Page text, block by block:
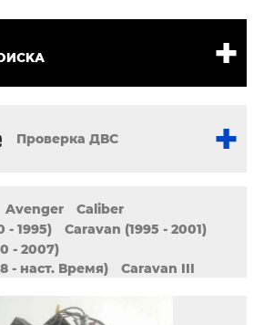
Проверка ДВС
Avenger
Caliber
- 1995)
Caravan (1995 - 2001)
- 2007)
- наст. Время)
Caravan III
Intrepid